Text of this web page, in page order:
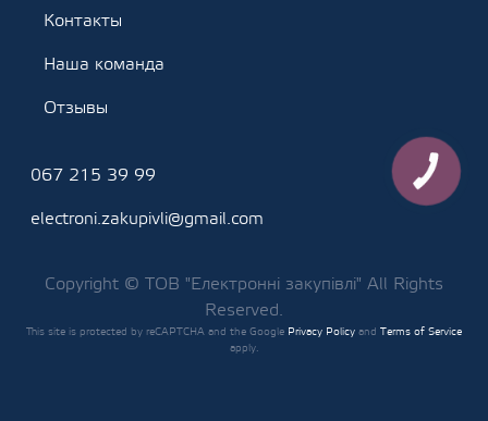
Контакты
Наша команда
Отзывы
067 215 39 99
electroni.zakupivli@gmail.com
Copyright © ТОВ "Електронні закупівлі" All Rights
Reserved.
This site is protected by reCAPTCHA and the Google Privacy Policy and Terms of Service
apply.
КНОПКА
ЗВ'ЯЗКУ